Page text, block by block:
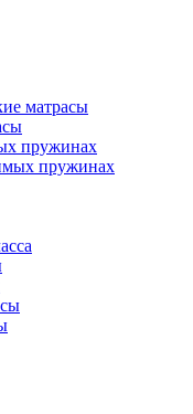
матрасы
пружинах
пружинах